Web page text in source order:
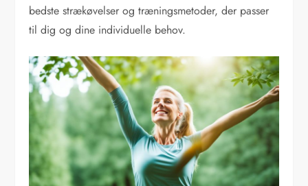
bedste strækøvelser og træningsmetoder, der passer
til dig og dine individuelle behov.